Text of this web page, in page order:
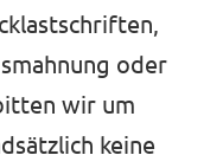
oder
wir um
keine